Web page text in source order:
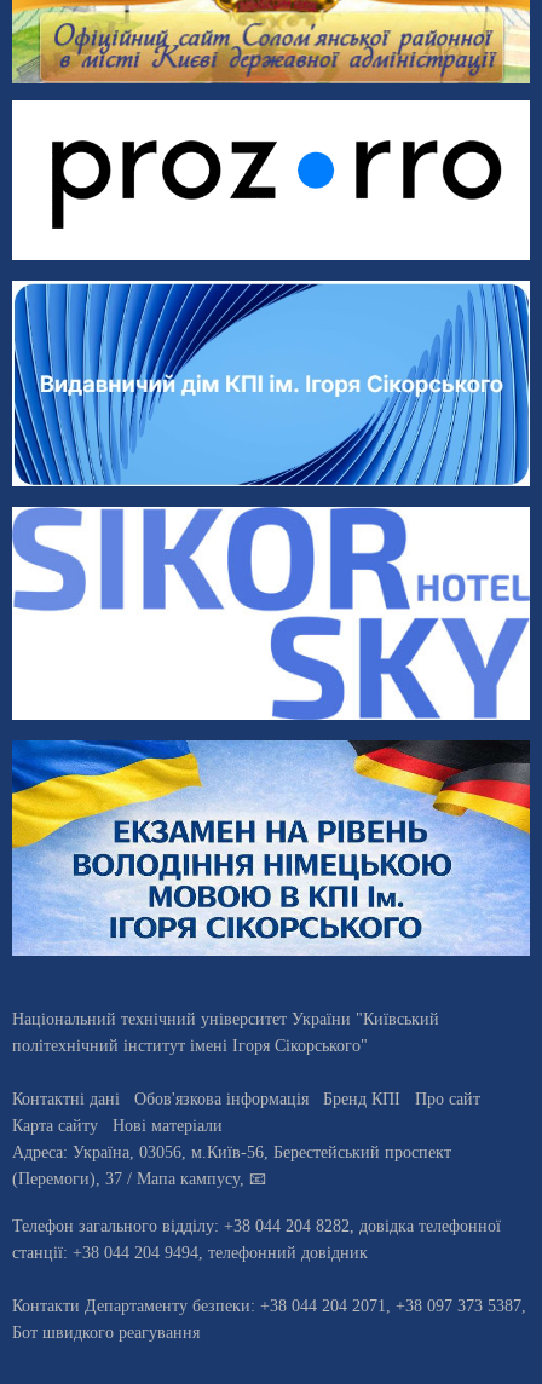
Національний технічний університет України "Київський
політехнічний інститут імені Ігоря Сікорського"
Контактні дані Обов'язкова інформація Бренд КПІ
Про сайт
Карта сайту
Нові матеріали
Адреса: Україна, 03056, м.Київ-56, Берестейський проспект
(Перемоги), 37 / Мапа кампусу, 📧
Телефон загального відділу: +38 044 204 8282, довiдка телефонної
станцiї: +38 044 204 9494, телефонний довідник
Контакти Департаменту безпеки: +38 044 204 2071, +38 097 373 5387,
Бот швидкого реагування